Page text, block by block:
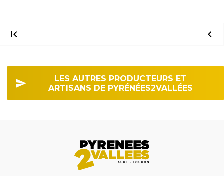
first_page chevron_left
LES AUTRES PRODUCTEURS ET
ARTISANS DE PYRÉNÉES2VALLÉES